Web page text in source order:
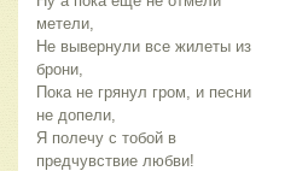
метели,
Не вывернули все жилеты из
брони,
Пока не грянул гром, и песни
не допели,
Я полечу с тобой в
предчувствие любви!